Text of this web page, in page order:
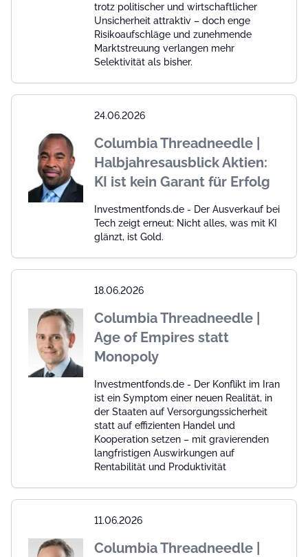
trotz politischer und wirtschaftlicher
Unsicherheit attraktiv – doch enge
Risikoaufschläge und zunehmende
Marktstreuung verlangen mehr
Selektivität als bisher.
24.06.2026
Columbia Threadneedle |
Halbjahresausblick Aktien:
KI ist kein Garant für Erfolg
Investmentfonds.de - Der Ausverkauf bei
Tech zeigt erneut: Nicht alles, was mit KI
glänzt, ist Gold.
18.06.2026
Columbia Threadneedle |
Age of Empires statt
Monopoly
Investmentfonds.de - Der Konflikt im Iran
ist ein Symptom einer neuen Realität, in
der Staaten auf Versorgungssicherheit
statt auf effizienten Handel und
Kooperation setzen – mit gravierenden
langfristigen Auswirkungen auf
Rentabilität und Produktivität
11.06.2026
Columbia Threadneedle |